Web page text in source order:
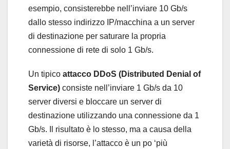
esempio, consisterebbe nell’inviare 10 Gb/s
dallo stesso indirizzo IP/macchina a un server
di destinazione per saturare la propria
connessione di rete di solo 1 Gb/s.
Un tipico attacco DDoS (Distributed Denial of
Service) consiste nell’inviare 1 Gb/s da 10
server diversi e bloccare un server di
destinazione utilizzando una connessione da 1
Gb/s. Il risultato è lo stesso, ma a causa della
varietà di risorse, l’attacco è un po ‘più